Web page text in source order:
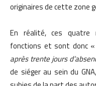
originaires de cette zone
En réalité, ces quatre
fonctions et sont donc «
après trente jours
de siéger au sein du